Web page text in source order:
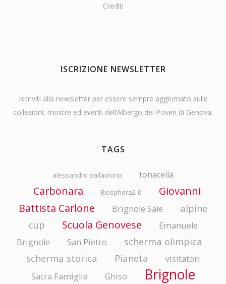
Crediti
ISCRIZIONE NEWSLETTER
Iscriviti alla newsletter per essere sempre aggiornato sulle
collezioni, mostre ed eventi dell’Albergo dei Poveri di Genova.
TAGS
alessandro pallavicino tonacella
Carbonara Biosphera2.0
Giovanni
Battista Carlone
Brignole Sale
alpine
cup
Scuola Genovese
Emanuele
Brignole
San Pietro
scherma olimpica
scherma storica
Pianeta
visitatori
Sacra Famiglia
Ghiso Brignole